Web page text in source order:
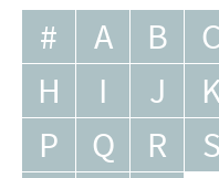
# A B C
H
I J
P
Q R S